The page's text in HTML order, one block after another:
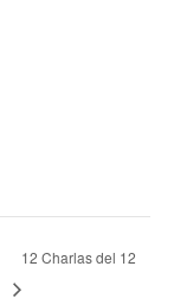
12 Charlas del 12